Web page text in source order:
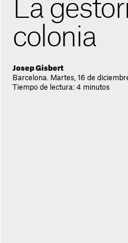
La
colonia
Josep Gisbert
Barcelona. Martes, 16 de
Tiempo de lectura: 4 minutos